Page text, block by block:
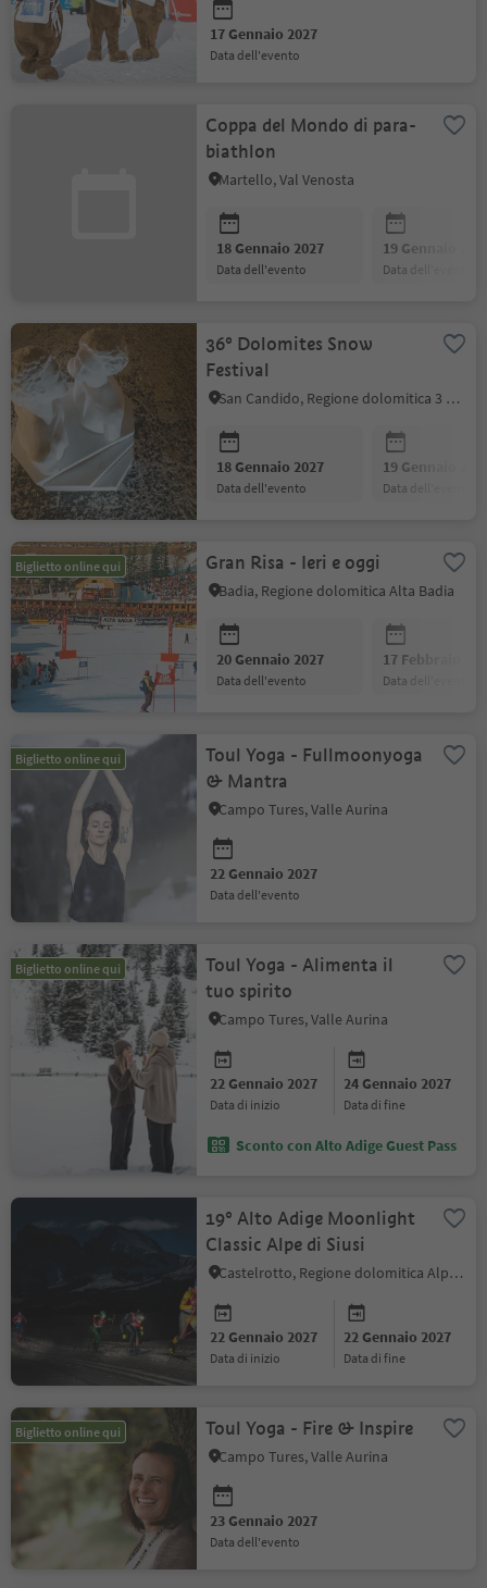
17 Gennaio 2027
data dell'evento
Coppa del Mondo di para-
biathlon
Martello, Val Venosta
18 Gennaio 2027
data dell'evento
19 Gennaio
data dell'evento
36° Dolomites Snow
Festival
San Candido, Regione dolomitica 3 Cime
18 Gennaio 2027
data dell'evento
19 Gennaio
data dell'evento
Biglietto online qui Gran Risa - Ieri e oggi
Badia, Regione dolomitica Alta Badia
20 Gennaio 2027
data dell'evento
17 Febbraio
data dell'evento
Biglietto online qui
Toul Yoga - Fullmoonyoga
& Mantra
Campo Tures, Valle Aurina
22 Gennaio 2027
data dell'evento
Biglietto online qui
Toul Yoga - Alimenta il
tuo spirito
Campo Tures, Valle Aurina
22 Gennaio 2027
data di inizio
24 Gennaio 2027
data di fine
Sconto con Alto Adige Guest Pass
19° Alto Adige Moonlight
Classic Alpe di Siusi
Castelrotto, Regione dolomitica Alpe di Siusi
22 Gennaio 2027
data di inizio
22 Gennaio 2027
data di fine
Biglietto online qui Toul Yoga - Fire & Inspire
Campo Tures, Valle Aurina
23 Gennaio 2027
data dell'evento